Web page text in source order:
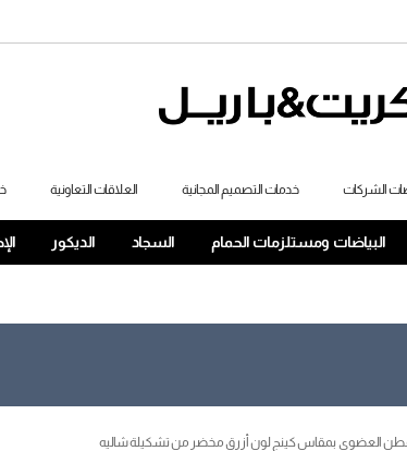
الشركات خدمات التصميم المجانية العلاقات التعاونية
البياضات ومستلزمات الحمام السجاد الديكور
العضوي بمقاس كينج لون أزرق مخضر من تشكيلة شاليه